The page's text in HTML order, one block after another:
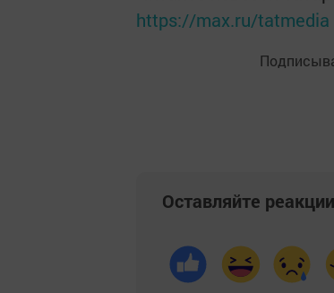
https://max.ru/tatmedia
Оставляйте реакции